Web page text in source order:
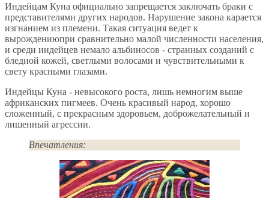
Индейцам Куна официально запрещается заключать браки с
представителями других народов. Нарушение закона карается
изгнанием из племени. Такая ситуация ведет к
вырождениюпри сравнительно малой численности населения,
и среди индейцев немало альбиносов - странных созданий с
бледной кожей, светлыми волосами и чувствительными к
свету красными глазами.
Индейцы Куна - невысокого роста, лишь немногим выше
африканских пигмеев. Очень красивый народ, хорошо
сложенный, с прекрасным здоровьем, доброжелательный и
лишенный агрессии.
Впечатления: